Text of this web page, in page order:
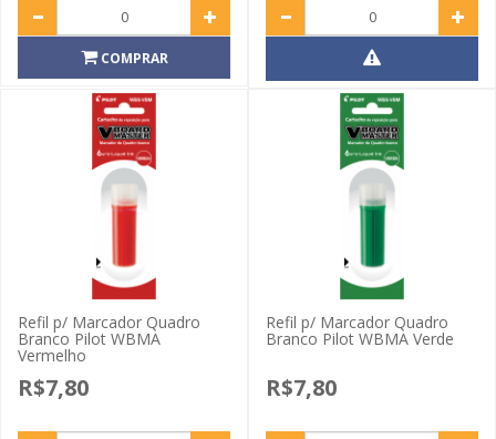
COMPRAR
Refil p/ Marcador Quadro
Branco Pilot WBMA
Vermelho
R$7,80
Refil p/ Marcador Quadro
Branco Pilot WBMA Verde
R$7,80